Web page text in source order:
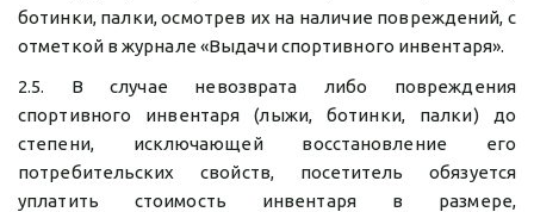
ботинки, палки, осмотрев их на наличие повреждений, с
отметкой в журнале «Выдачи спортивного инвентаря».
2.5. В случае невозврата либо повреждения
спортивного инвентаря (лыжи, ботинки, палки) до
степени, исключающей восстановление его
потребительских свойств, посетитель обязуется
уплатить стоимость инвентаря в размере,